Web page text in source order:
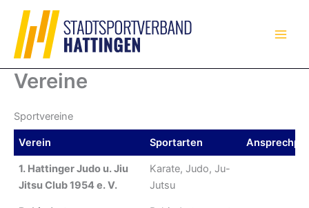
Inhalt
springen
Vereine
Sportvereine
Verein Sportarten
Verein
Sportarten
1. Hattinger Judo u. Jiu
Jitsu Club 1954 e. V.
Karate, Judo, Ju-
Jutsu